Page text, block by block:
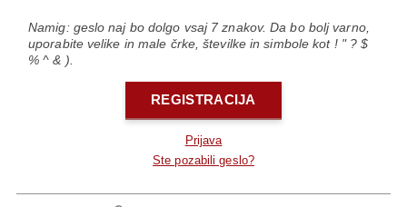
Namig: geslo naj bo dolgo vsaj 7 znakov. Da bo bolj varno,
uporabite velike in male črke, številke in simbole kot ! " ? $
% ^ & ).
REGISTRACIJA
Prijava
Ste pozabili geslo?